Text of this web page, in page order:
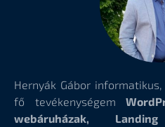
Hernyák Gábor
fő tevékenységem
webáruházak,